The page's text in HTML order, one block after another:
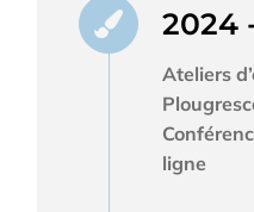
2024
Ateliers
ligne